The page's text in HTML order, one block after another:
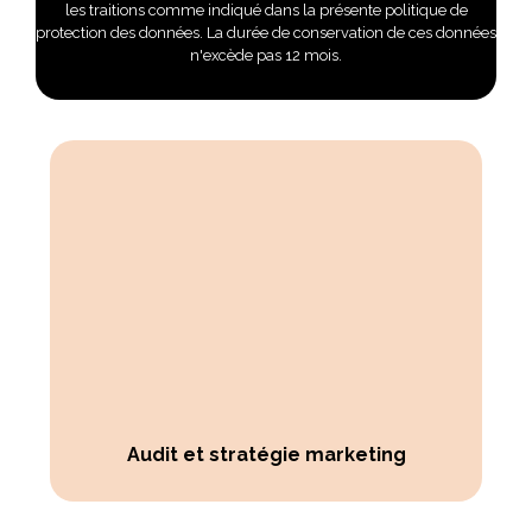
les traitions comme indiqué dans la présente politique de
protection des données. La durée de conservation de ces données
n'excède pas 12 mois.
Audit et stratégie marketing